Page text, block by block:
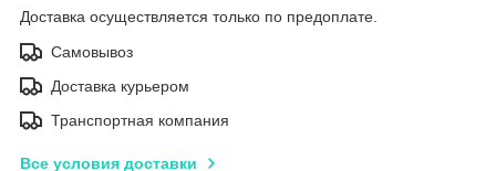
Доставка осуществляется только по предоплате.
Самовывоз
Доставка курьером
Транспортная компания
Все условия доставки